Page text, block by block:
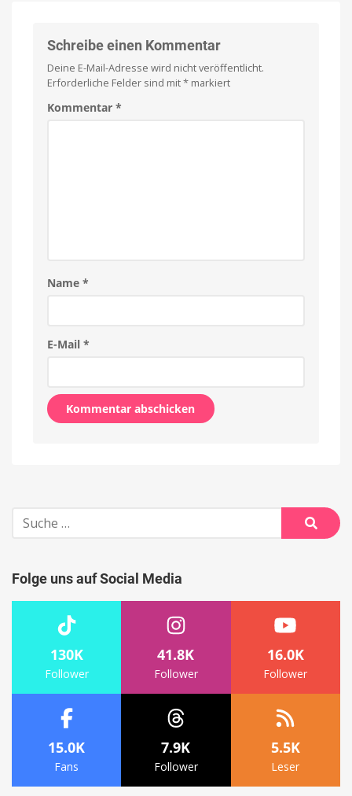
freiwilligen
Spielbar
iPhones
Schreibe einen Kommentar
Deine E-Mail-Adresse wird nicht veröffentlicht.
Erforderliche Felder sind mit* markiert
Kommentar *
Name *
E-Mail *
Suche
nach:
Suche
Folge uns auf Social Media
130K
Follower
41.8K
Follower
16.0K
Follower
15.0K
Fans
7.9K
Follower
5.5K
Leser